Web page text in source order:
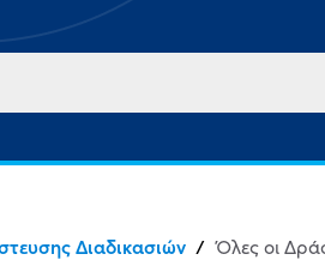
Διαδικασιών / Όλες οι